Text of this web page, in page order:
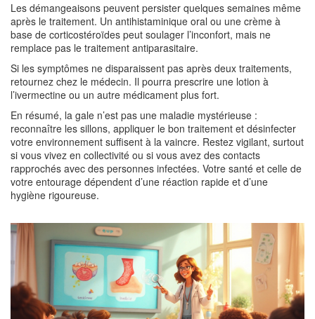
Les démangeaisons peuvent persister quelques semaines même
après le traitement. Un antihistaminique oral ou une crème à
base de corticostéroïdes peut soulager l’inconfort, mais ne
remplace pas le traitement antiparasitaire.
Si les symptômes ne disparaissent pas après deux traitements,
retournez chez le médecin. Il pourra prescrire une lotion à
l’ivermectine ou un autre médicament plus fort.
En résumé, la gale n’est pas une maladie mystérieuse :
reconnaître les sillons, appliquer le bon traitement et désinfecter
votre environnement suffisent à la vaincre. Restez vigilant, surtout
si vous vivez en collectivité ou si vous avez des contacts
rapprochés avec des personnes infectées. Votre santé et celle de
votre entourage dépendent d’une réaction rapide et d’une
hygiène rigoureuse.